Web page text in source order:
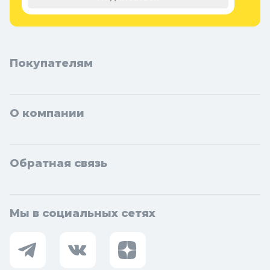
области: Бердск, Искитим, Кольцово.
Покупателям
О компании
Обратная связь
Мы в социальных сетях